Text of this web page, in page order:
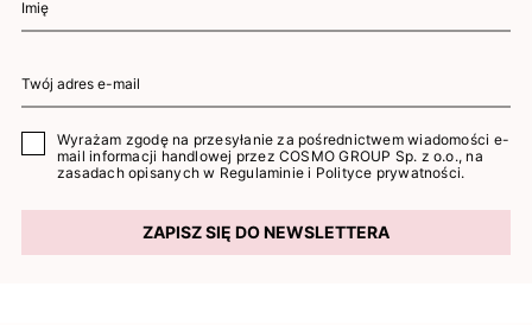
Wyrażam zgodę na przesyłanie za pośrednictwem wiadomości e-
mail informacji handlowej przez COSMO GROUP Sp. z o.o., na
zasadach opisanych w Regulaminie i Polityce prywatności.
ZAPISZ SIĘ DO NEWSLETTERA